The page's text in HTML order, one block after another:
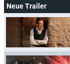
Neue Trailer